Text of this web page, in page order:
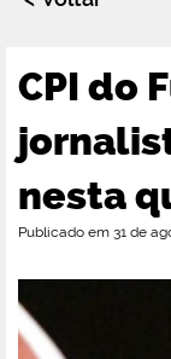
CPI do
nesta
Publicado em 31 de